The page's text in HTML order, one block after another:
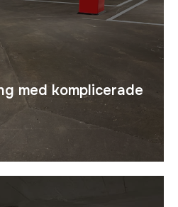
med komplicerade